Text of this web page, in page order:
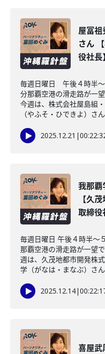
屋冨祖
さん
役社長】
毎週日曜日 午後４時半
分那覇空港の滑走路が一
今週は、株式会社屋島組
（やふそ・ひできよ）さ
2025.12.21 |
我那覇
【久
取締役
毎週日曜日 午後４時半～
那覇空港の滑走路が一望
週は、久茂地都市開発株
学（がなは・まなぶ）さ
2025.12.14|
喜屋武